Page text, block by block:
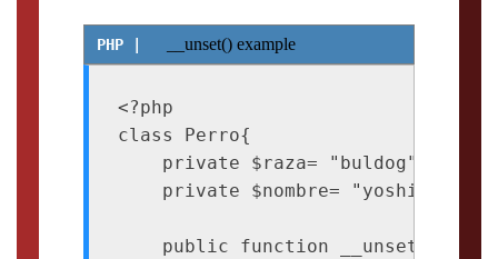
__unset() example
<?php
class Perro{
    private $raza= "buldog";
    private $nombre= "yoshi";
    public function __unset($n){